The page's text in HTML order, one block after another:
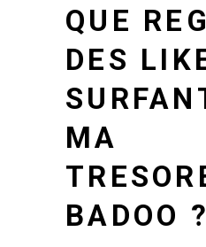
QUE
DES
MA
BADOO ?